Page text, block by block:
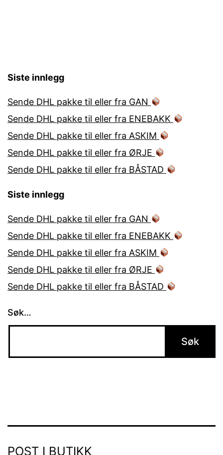
Siste innlegg
Sende DHL pakke til eller fra GAN
Sende DHL pakke til eller fra ENEBAKK
Sende DHL pakke til eller fra ASKIM
Sende DHL pakke til eller fra ØRJE
Sende DHL pakke til eller fra BÅSTAD
Siste innlegg
Sende DHL pakke til eller fra GAN
Sende DHL pakke til eller fra ENEBAKK
Sende DHL pakke til eller fra ASKIM
Sende DHL pakke til eller fra ØRJE
Sende DHL pakke til eller fra BÅSTAD
Søk…
POST I BUTIKK